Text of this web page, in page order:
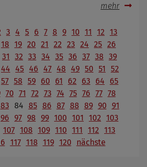
mehr
3 4 5 6 7 8 9 10 11 12 13
18 19 20 21 22 23 24 25 26
31 32 33 34 35 36 37 38 39
44 45 46 47 48 49 50 51
52
57 58 59 60 61 62 63 64
65
70 71 72 73 74 75 76 77 78
83 84 85 86 87 88 89 90 91
96 97 98 99 100 101 102 103
107 108 109 110 111 112 113
117 118 119 120 nächste